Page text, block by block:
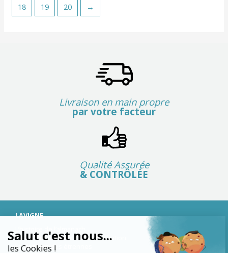
18 19 20 →
Livraison en main propre
par votre facteur
Qualité Assurée
& CONTRÔLÉE
LAVIGNE
L’histoire de l’almanach
Le fonctionnement de la distribution
La tradition des étrennes
Salut c'est nous...
les Cookies !